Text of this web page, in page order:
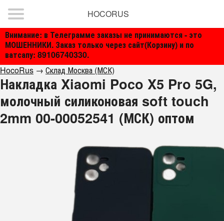
Внимание: в Телеграмме заказы не принимаются - это
МОШЕННИКИ. Заказ только через сайт(Корзину) и по
ватсапу: 89106740330.
HOCORUS
HocoRus → Склад Москва (МСК)
Накладка Xiaomi Poco X5 Pro 5G,
молочный силиконовая soft touch
2mm 00-00052541 (МСК) оптом